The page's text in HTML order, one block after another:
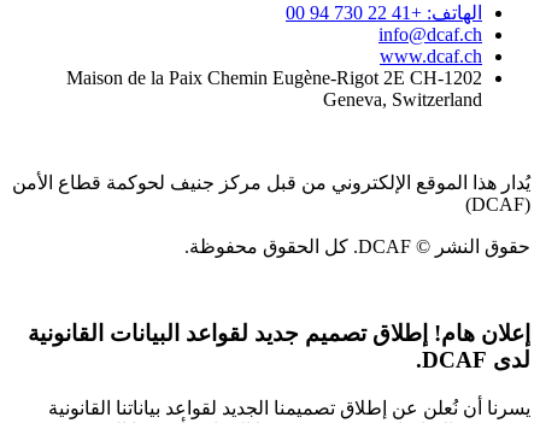
الهاتف: +41 22 730 94 00
info@dcaf.ch
www.dcaf.ch
Maison de la Paix Chemin Eugène-Rigot 2E CH-1202
Geneva, Switzerland
يُدار هذا الموقع الإلكتروني من قبل مركز جنيف لحوكمة قطاع الأمن
(DCAF)
حقوق النشر © DCAF. كل الحقوق محفوظة.
إعلان هام! إطلاق تصميم جديد لقواعد البيانات القانونية
لدى DCAF.
يسرنا أن نُعلن عن إطلاق تصميمنا الجديد لقواعد بياناتنا القانونية